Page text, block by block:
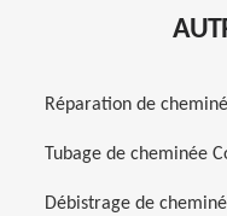
Réparation de
Tubage de cheminée
Débistrage de